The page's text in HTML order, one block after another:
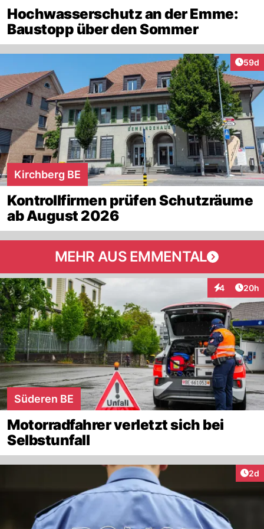
Hochwasserschutz an der Emme:
Baustopp über den Sommer
59d
Kirchberg BE
Kontrollfirmen prüfen Schutzräume
ab August 2026
MEHR AUS EMMENTAL
4
Interaktionen
20h
Süderen BE
Motorradfahrer verletzt sich bei
Selbstunfall
2d